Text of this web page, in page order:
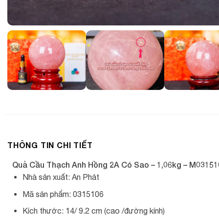
THÔNG TIN CHI TIẾT
Quả Cầu Thạch Anh Hồng 2A Có Sao – 1,06kg –
Nhà sản xuất: An Phát
Mã sản phẩm: 0315106
Kích thước: 14/ 9.2 cm (cao /đường kính)